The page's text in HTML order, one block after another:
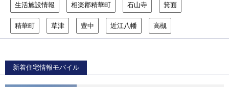
生活施設情報 相楽郡精華町 石山寺 箕面
精華町 草津 豊中 近江八幡 高槻
新着住宅情報モバイル